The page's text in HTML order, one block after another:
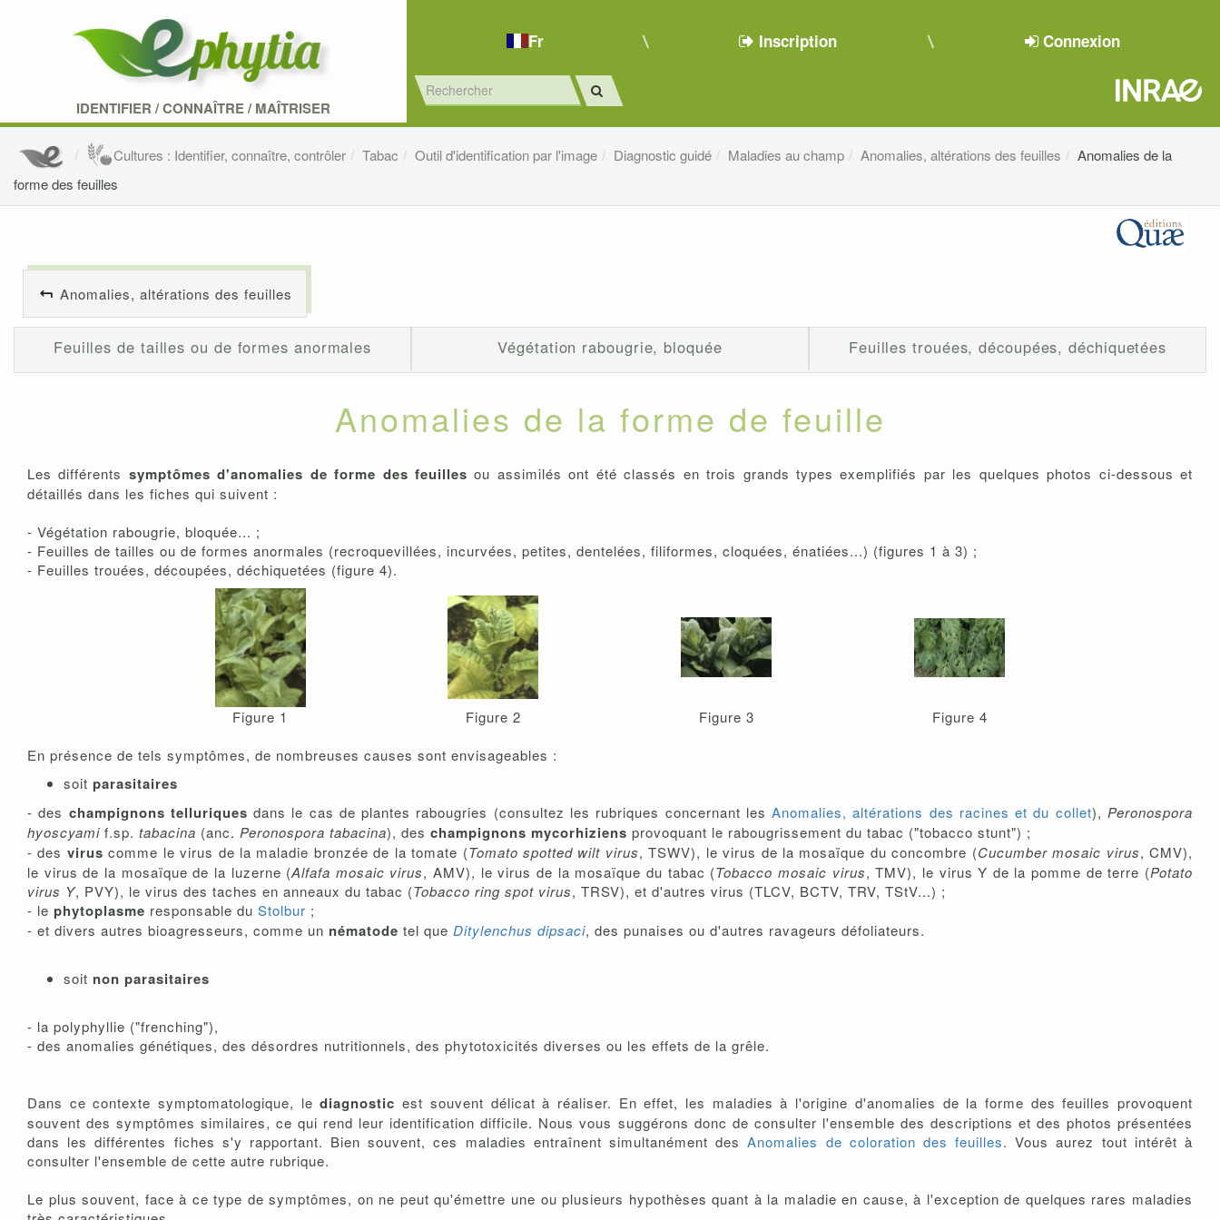
IDENTIFIER /CONNAÎTRE/MAÎTRISER
Fr Inscription Connexion
Cultures : Identifier, connaître, contrôler Tabac Outil d'identification par l'image Diagnostic guidé Maladies au champ Anomalies, altérations des feuilles
Anomalies de la
forme des feuilles
Anomalies, altérations des feuilles
Feuilles de tailles ou de formes anormales Végétation rabougrie, bloquée Feuilles trouées, découpées, déchiquetées
Anomalies de la forme de feuille
Les différents symptômes d'anomalies de forme des feuilles ou assimilés ont été classés en trois grands types exemplifiés par les quelques photos ci-dessous et
détaillés dans les fiches qui suivent :
- Végétation rabougrie, bloquée... ;
- Feuilles de tailles ou de formes anormales (recroquevillées, incurvées, petites, dentelées, filiformes, cloquées, énatiées...) (figures 1 à 3) ;
- Feuilles trouées, découpées, déchiquetées (figure 4).
Figure 1 Figure 2 Figure 3
Figure 4
En présence de tels symptômes, de nombreuses causes sont envisageables :
soit parasitaires
- des champignons telluriquesdans le cas de plantes rabougries (consultez les rubriques concernant lesAnomalies, altérations des racines et du collet),Peronospora
hyoscyami f.sp. tabacina (anc. Peronospora tabacina), des champignons mycorhiziens provoquant le rabougrissement du tabac ("tobacco stunt") ;
- des virus comme le virus de la maladie bronzée de la tomate (Tomato spotted wilt virus, TSWV), le virus de la mosaïque du concombre (Cucumber mosaic virus, CMV),
le virus de la mosaïque de la luzerne (Alfafa mosaic virus, AMV), le virus de la mosaïque du tabac (Tobacco mosaic virus, TMV), le virus Y de la pomme de terre (Potato
virus Y, PVY), le virus des taches en anneaux du tabac (Tobacco ring spot virus, TRSV), et d'autres virus (TLCV, BCTV, TRV, TStV...) ;
- le phytoplasme responsable du Stolbur ;
- et divers autres bioagresseurs, comme un nématode tel que Ditylenchus dipsaci, des punaises ou d'autres ravageurs défoliateurs.
soit non parasitaires
- la polyphyllie ("frenching"),
- des anomalies génétiques, des désordres nutritionnels, des phytotoxicités diverses ou les effets de la grêle.
Dans ce contexte symptomatologique, lediagnostic est souvent délicat à réaliser. En effet, les maladies à l'origine d'anomalies de la forme des feuilles provoquent
souvent des symptômes similaires, ce qui rend leur identification difficile. Nous vous suggérons donc de consulter l'ensemble des descriptions et des photos présentées
dans les différentes fiches s'y rapportant. Bien souvent, ces maladies entraînent simultanément desAnomalies de coloration des feuilles. Vous aurez tout intérêt à
consulter l'ensemble de cette autre rubrique.
Le plus souvent, face à ce type de symptômes, on ne peut qu'émettre une ou plusieurs hypothèses quant à la maladie en cause, à l'exception de quelques rares maladies